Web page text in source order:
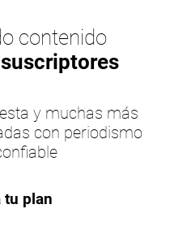
contenido
y muchas más
con periodismo
tu plan